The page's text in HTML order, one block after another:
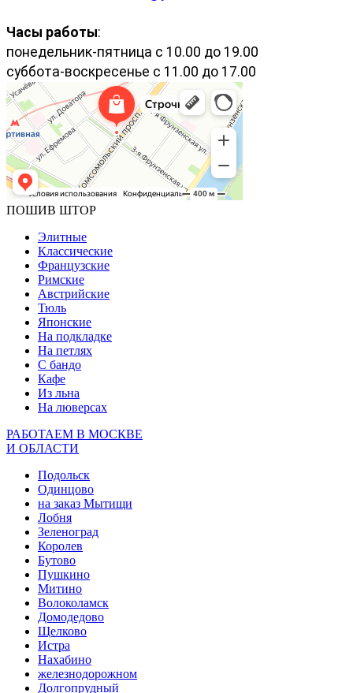
Часы работы:
понедельник-пятница с 10.00 до 19.00
суббота-воскресенье с 11.00 до 17.00
ПОШИВ ШТОР
Элитные
Классические
Французские
Римские
Австрийские
Тюль
Японские
На подкладке
На петлях
С бандо
Кафе
Из льна
На люверсах
РАБОТАЕМ В МОСКВЕ
И ОБЛАСТИ
Подольск
Одинцово
на заказ Мытищи
Лобня
Зеленоград
Королев
Бутово
Пушкино
Митино
Волоколамск
Домодедово
Щелково
Истра
Нахабино
железнодорожном
Долгопрудный